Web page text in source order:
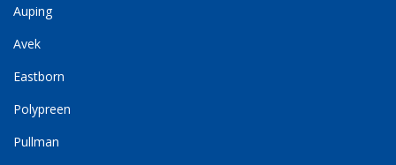
Auping
Avek
Eastborn
Polypreen
Pullman